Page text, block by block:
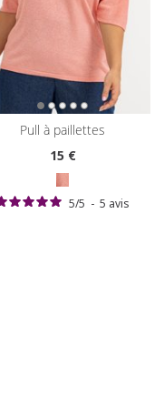
pull à paillettes
15€
5/5 - 5 avis